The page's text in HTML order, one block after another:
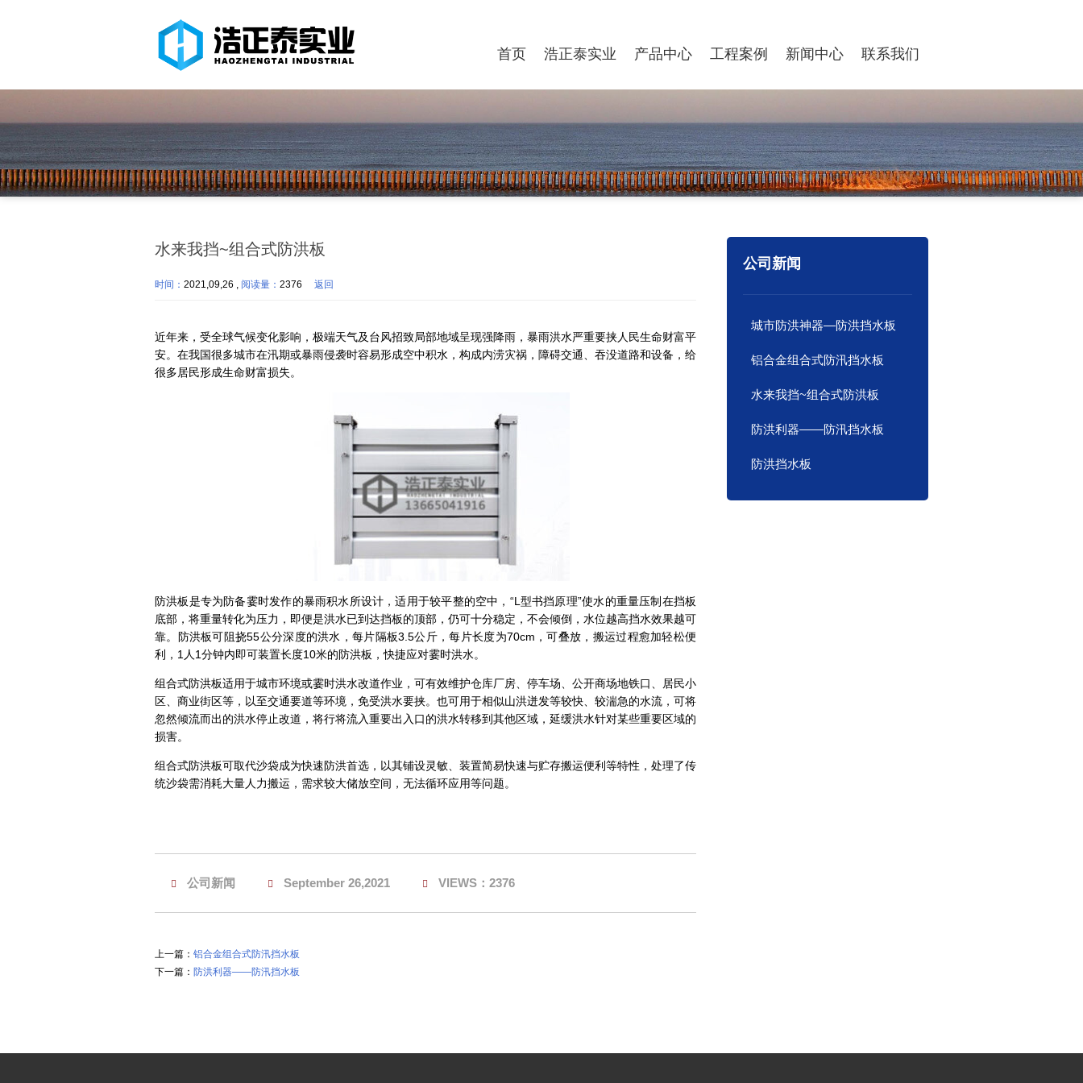
首页 浩正泰实业 产品中心 工程案例 新闻中心 联系我们
水来我挡~组合式防洪板
时间： 2021,09,26 , 阅读量： 2376 返回
近年来，受全球气候变化影响，极端天气及台风招致局部地域呈现强降雨，暴雨洪水严重要挟人民生命财富平
安。在我国很多城市在汛期或暴雨侵袭时容易形成空中积水，构成内涝灾祸，障碍交通、吞没道路和设备，给
很多居民形成生命财富损失。
防洪板是专为防备霎时发作的暴雨积水所设计，适用于较平整的空中，“L型书挡原理”使水的重量压制在挡板
底部，将重量转化为压力，即便是洪水已到达挡板的顶部，仍可十分稳定，不会倾倒，水位越高挡水效果越可
靠。防洪板可阻挠55公分深度的洪水，每片隔板3.5公斤，每片长度为70cm，可叠放，搬运过程愈加轻松便
利，1人1分钟内即可装置长度10米的防洪板，快捷应对霎时洪水。
组合式防洪板适用于城市环境或霎时洪水改道作业，可有效维护仓库厂房、停车场、公开商场地铁口、居民小
区、商业街区等，以至交通要道等环境，免受洪水要挟。也可用于相似山洪迸发等较快、较湍急的水流，可将
忽然倾流而出的洪水停止改道，将行将流入重要出入口的洪水转移到其他区域，延缓洪水针对某些重要区域的
损害。
组合式防洪板可取代沙袋成为快速防洪首选，以其铺设灵敏、装置简易快速与贮存搬运便利等特性，处理了传
统沙袋需消耗大量人力搬运，需求较大储放空间，无法循环应用等问题。
公司新闻 September 26,2021 VIEWS：2376
上一篇： 铝合金组合式防汛挡水板
下一篇： 防洪利器——防汛挡水板
公司新闻
城市防洪神器—防洪挡水板
铝合金组合式防汛挡水板
水来我挡~组合式防洪板
防洪利器——防汛挡水板
防洪挡水板